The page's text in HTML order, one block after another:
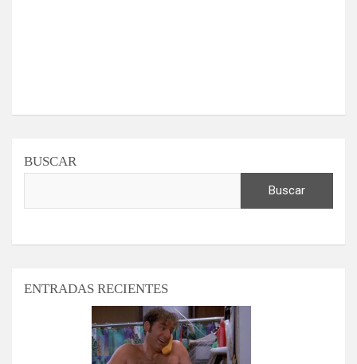
BUSCAR
Buscar
ENTRADAS RECIENTES